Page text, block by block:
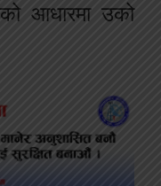
आधारमा उको